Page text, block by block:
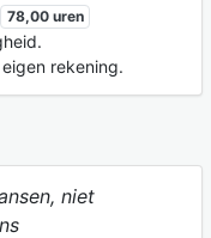
78,00 uren
rekening.
niet